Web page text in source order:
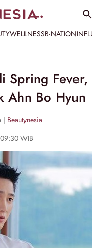
WELLNESSB-NATION
Spring Fever,
Ahn Bo Hyun
| Beautynesia
WIB